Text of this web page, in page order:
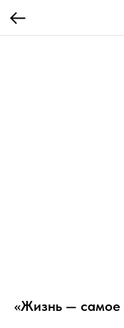
«Жизнь — самое